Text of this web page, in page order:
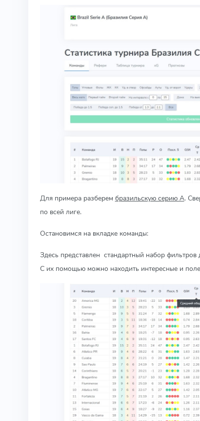
Для примера разберем бразильскую серию А.
по всей лиге.
Остановимся на вкладке команды:
Здесь представлен стандартный набор
С их помощью можно находить интересные и